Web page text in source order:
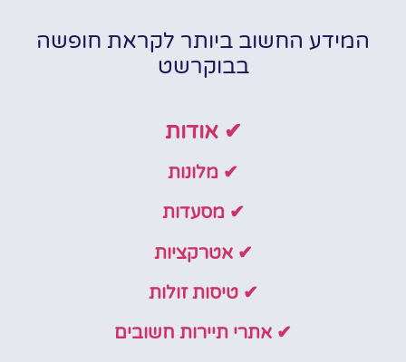
המידע החשוב ביותר לקראת חופשה
בבוקרשט
✔ אודות
✔ מלונות
✔ מסעדות
✔ אטרקציות
✔ טיסות זולות
✔ אתרי תיירות חשובים